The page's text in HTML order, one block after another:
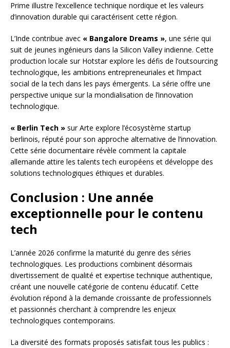
Prime illustre l’excellence technique nordique et les valeurs
d’innovation durable qui caractérisent cette région.
L’Inde contribue avec « Bangalore Dreams », une série qui
suit de jeunes ingénieurs dans la Silicon Valley indienne. Cette
production locale sur Hotstar explore les défis de l’outsourcing
technologique, les ambitions entrepreneuriales et l’impact
social de la tech dans les pays émergents. La série offre une
perspective unique sur la mondialisation de l’innovation
technologique.
« Berlin Tech » sur Arte explore l’écosystème startup
berlinois, réputé pour son approche alternative de l’innovation.
Cette série documentaire révèle comment la capitale
allemande attire les talents tech européens et développe des
solutions technologiques éthiques et durables.
Conclusion : Une année
exceptionnelle pour le contenu
tech
L’année 2026 confirme la maturité du genre des séries
technologiques. Les productions combinent désormais
divertissement de qualité et expertise technique authentique,
créant une nouvelle catégorie de contenu éducatif. Cette
évolution répond à la demande croissante de professionnels
et passionnés cherchant à comprendre les enjeux
technologiques contemporains.
La diversité des formats proposés satisfait tous les publics :